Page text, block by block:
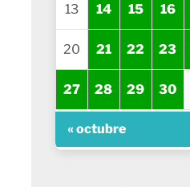
13 14 15 16
20 21 22 23
27 28 29 30
« octubre